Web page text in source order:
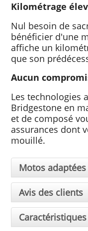
Kilométrage
Nul besoin de
bénéficier d'une
affiche un
que son
Aucun
Les technologies
Bridgestone en
et de composé
assurances dont
mouillé.
Motos adaptées
Avis des clients